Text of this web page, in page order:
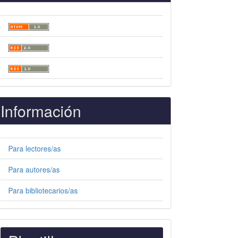
Información
Para lectores/as
Para autores/as
Para bibliotecarios/as
PLANTILLAS